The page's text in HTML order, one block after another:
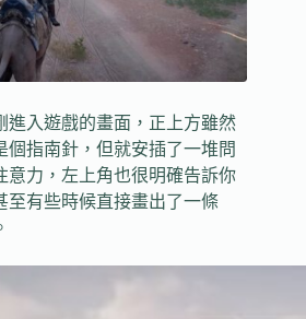
進入遊戲的畫面，正上方雖然
個指南針，但就安插了一堆問
意力，左上角也很明確告訴你
至有些時候直接畫出了一條